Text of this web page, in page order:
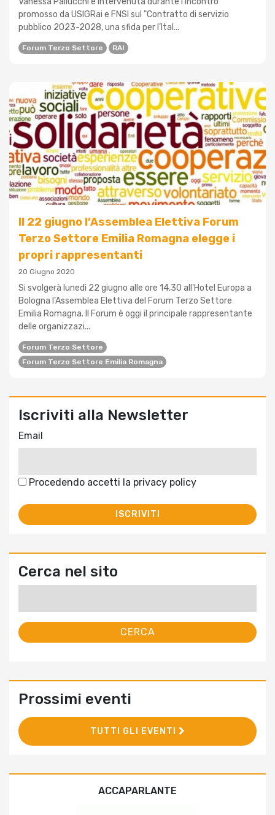
promosso da USIGRai e FNSI sul "Contratto di servizio
pubblico 2023-2028, una sfida per l’Ital...
Forum Terzo Settore RAI
Il 22 giugno l’Assemblea Elettiva Forum
Terzo Settore Emilia Romagna elegge i
propri rappresentanti
20 Giugno 2020
Si svolgerà lunedì 22 giugno alle ore 14,30 all'Hotel Europa a
Bologna l’Assemblea Elettiva del Forum Terzo Settore
Emilia Romagna. Il Forum è oggi il principale rappresentante
delle organizzazi...
Forum Terzo Settore
Forum Terzo Settore Emilia Romagna
Iscriviti alla Newsletter
Email
Procedendo accetti la privacy policy
Cerca nel sito
Prossimi eventi
TUTTI GLI EVENTI
ACCAPARLANTE